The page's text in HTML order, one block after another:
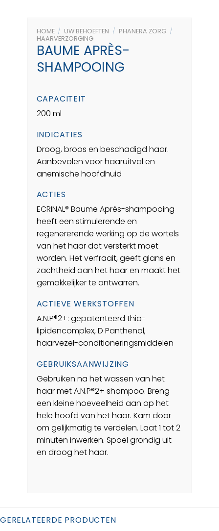
HOME / UW BEHOEFTEN / PHANERA ZORG /
HAARVERZORGING
BAUME APRÈS-
SHAMPOOING
CAPACITEIT
200 ml
INDICATIES
Droog, broos en beschadigd haar.
Aanbevolen voor haaruitval en
anemische hoofdhuid
ACTIES
ECRINAL® Baume Après-shampooing
heeft een stimulerende en
regenererende werking op de wortels
van het haar dat versterkt moet
worden. Het verfraait, geeft glans en
zachtheid aan het haar en maakt het
gemakkelijker te ontwarren.
ACTIEVE WERKSTOFFEN
A.N.P®2+: gepatenteerd thio-
lipidencomplex, D Panthenol,
haarvezel-conditioneringsmiddelen
GEBRUIKSAANWIJZING
Gebruiken na het wassen van het
haar met A.N.P®2+ shampoo. Breng
een kleine hoeveelheid aan op het
hele hoofd van het haar. Kam door
om gelijkmatig te verdelen. Laat 1 tot 2
minuten inwerken. Spoel grondig uit
en droog het haar.
GERELATEERDE PRODUCTEN